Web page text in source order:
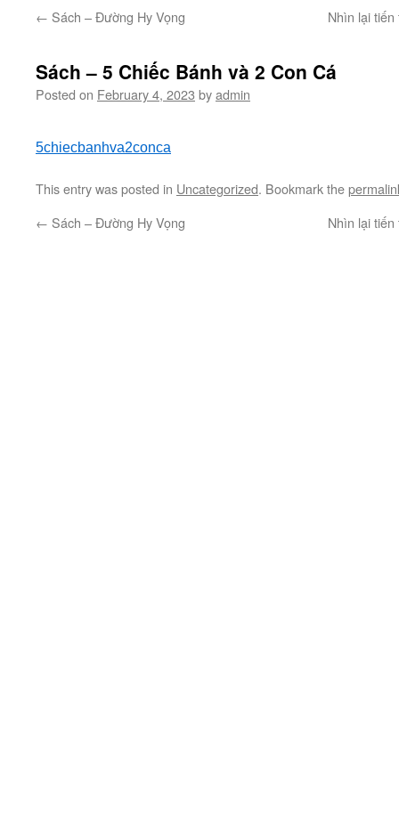
← Sách – Đường Hy Vọng Nhìn lại
Sách – 5 Chiếc Bánh và 2 Con Cá
Posted on February 4, 2023 byadmin
5chiecbanhva2conca
This entry was posted in Uncategorized. Bookmark the
← Sách – Đường Hy Vọng Nhìn lại